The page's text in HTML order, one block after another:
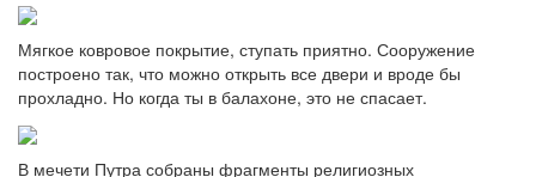
Мягкое ковровое покрытие, ступать приятно. Сооружение
построено так, что можно открыть все двери и вроде бы
прохладно. Но когда ты в балахоне, это не спасает.
В мечети Путра собраны фрагменты религиозных